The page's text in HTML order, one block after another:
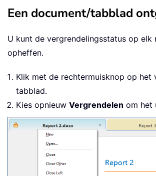
Een document/tabblad
U kunt de vergrendelingsstatus op elk
opheffen.
Klik met de rechtermuisknop op het
tabblad.
Kies opnieuw Vergrendelen om het